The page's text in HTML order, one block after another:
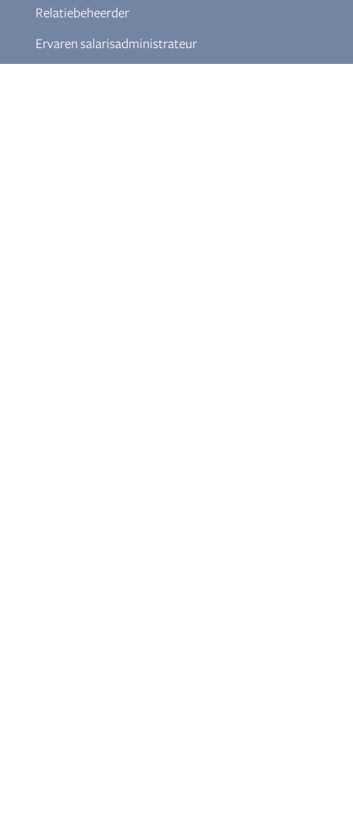
Relatiebeheerder
Ervaren salarisadministrateur